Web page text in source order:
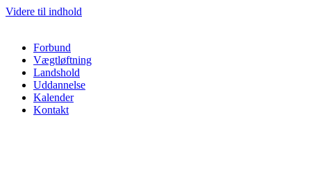
Videre til indhold
Forbund
Vægtløftning
Landshold
Uddannelse
Kalender
Kontakt